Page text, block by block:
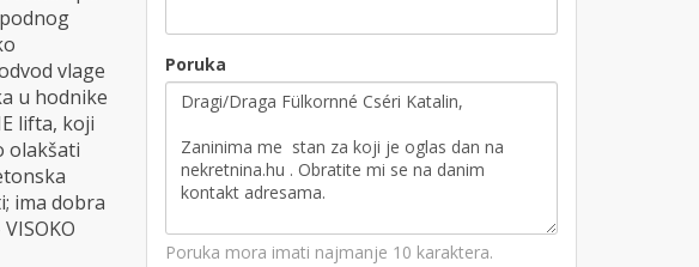
Poruka
Poruka mora imati najmanje 10 karaktera.
vlage
u hodnike
lifta, koji
olakšati
ima dobra